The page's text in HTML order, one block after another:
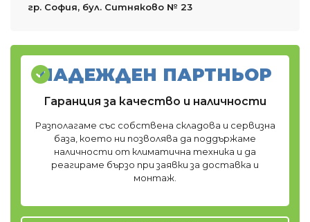
гр. София, бул. Ситняково № 23
НАДЕЖДЕН ПАРТНЬОР
Гаранция за качество и наличности
Разполагаме със собствена складова и сервизна
база, което ни позволява да поддържаме
наличности от климатична техника и да
реагираме бързо при заявки за доставка и
монтаж.